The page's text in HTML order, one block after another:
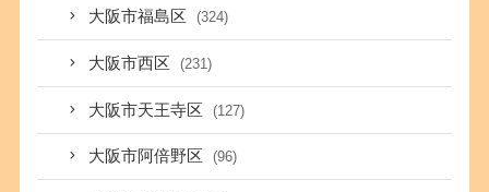
大阪市福島区 (324)
大阪市西区 (231)
大阪市天王寺区 (127)
大阪市阿倍野区 (96)